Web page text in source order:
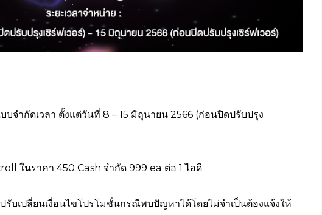
บจำกัดเวลา ตั้งแต่วันที่ 8 – 15 มิถุนายน 2566 (ก่อนปิดปรับปรุง
ในราคา 450 Cash จำกัด 999 ea ต่อ 1 ไอดี
รับเปลี่ยนเงื่อนไขโปรโมชั่นกรณีพบปัญหาได้โดยไม่จำเป็นต้องแจ้งให้